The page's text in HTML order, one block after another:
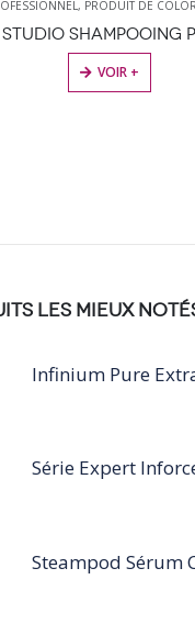
,PRODUITS DE COIFFURE ,
BLOND STUDIO SHAMPOOING POST DÉCOLORATION
HOMMES,
LES MIEUX
Infinium Pure